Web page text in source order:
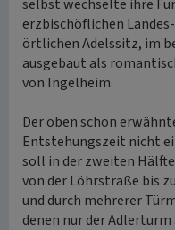
selbst wechselte ihre
erzbischöflichen
örtlichen Adelssitz, im
ausgebaut als
von Ingelheim.
Der oben schon
Entstehungszeit nicht
soll in der zweiten
von der Löhrstraße bis
und durch mehrerer
denen nur der